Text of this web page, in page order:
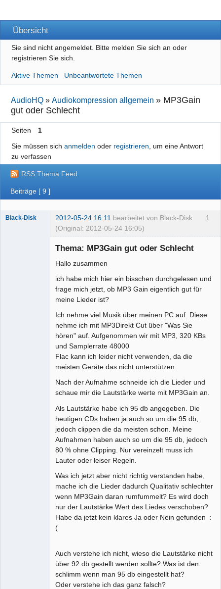
Übersicht
Sie sind nicht angemeldet. Bitte melden Sie sich an oder
registrieren Sie sich.
Aktive Themen Unbeantwortete Themen
AudioHQ »Audiokompression allgemein » MP3Gain
gut oder Schlecht
Seiten
1
Sie müssen sich anmelden oder registrieren , um eine Antwort
zu verfassen
RSS Thema Feed
Beiträge [ 9 ]
1
Black-Disk 2012-05-24 16:11 bearbeitet von Black-Disk
(Original: 2012-05-24 16:05)
Thema: MP3Gain gut oder Schlecht
Hallo zusammen
ich habe mich hier ein bisschen durchgelesen und
frage mich jetzt, ob MP3 Gain eigentlich gut für
meine Lieder ist?
Ich nehme viel Musik über meinen PC auf. Diese
nehme ich mit MP3Direkt Cut über "Was Sie
hören" auf. Aufgenommen wir mit MP3, 320 KBs
und Samplerrate 48000
Flac kann ich leider nicht verwenden, da die
meisten Geräte das nicht unterstützen.
Nach der Aufnahme schneide ich die Lieder und
schaue mir die Lautstärke werte mit MP3Gain an.
Als Lautstärke habe ich 95 db angegeben. Die
heutigen CDs haben ja auch so um die 95 db,
jedoch clippen die da meisten schon. Meine
Aufnahmen haben auch so um die 95 db, jedoch
80 % ohne Clipping. Nur vereinzelt muss ich
Lauter oder leiser Regeln.
Was ich jetzt aber nicht richtig verstanden habe,
mache ich die Lieder dadurch Qualitativ schlechter
wenn MP3Gain daran rumfummelt? Es wird doch
nur der Lautstärke Wert des Liedes verschoben?
Habe da jetzt kein klares Ja oder Nein gefunden :
(
Auch verstehe ich nicht, wieso die Lautstärke nicht
über 92 db gestellt werden sollte? Was ist den
schlimm wenn man 95 db eingestellt hat?
Oder verstehe ich das ganz falsch?